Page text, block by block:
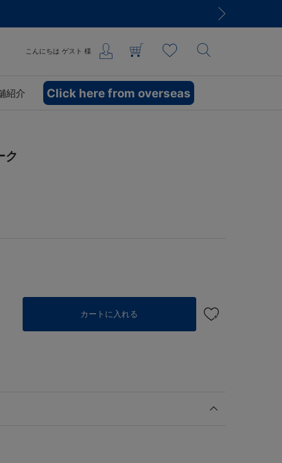
こんにちは ゲスト 様
紹介 Click here from overseas
ク
カートに入れる